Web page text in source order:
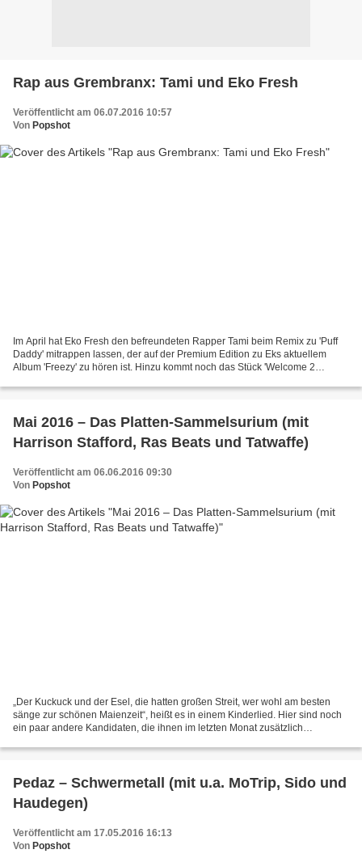
Rap aus Grembranx: Tami und Eko Fresh
Veröffentlicht am 06.07.2016 10:57
Von Popshot
Im April hat Eko Fresh den befreundeten Rapper Tami beim Remix zu 'Puff
Daddy' mitrappen lassen, der auf der Premium Edition zu Eks aktuellem
Album 'Freezy' zu hören ist. Hinzu kommt noch das Stück 'Welcome 2
Mai 2016 – Das Platten-Sammelsurium (mit
Harrison Stafford, Ras Beats und Tatwaffe)
Veröffentlicht am 06.06.2016 09:30
Von Popshot
„Der Kuckuck und der Esel, die hatten großen Streit, wer wohl am besten
sänge zur schönen Maienzeit“, heißt es in einem Kinderlied. Hier sind noch
ein paar andere Kandidaten, die ihnen im letzten Monat zusätzlich
Pedaz – Schwermetall (mit u.a. MoTrip, Sido und
Haudegen)
Veröffentlicht am 17.05.2016 16:13
Von Popshot